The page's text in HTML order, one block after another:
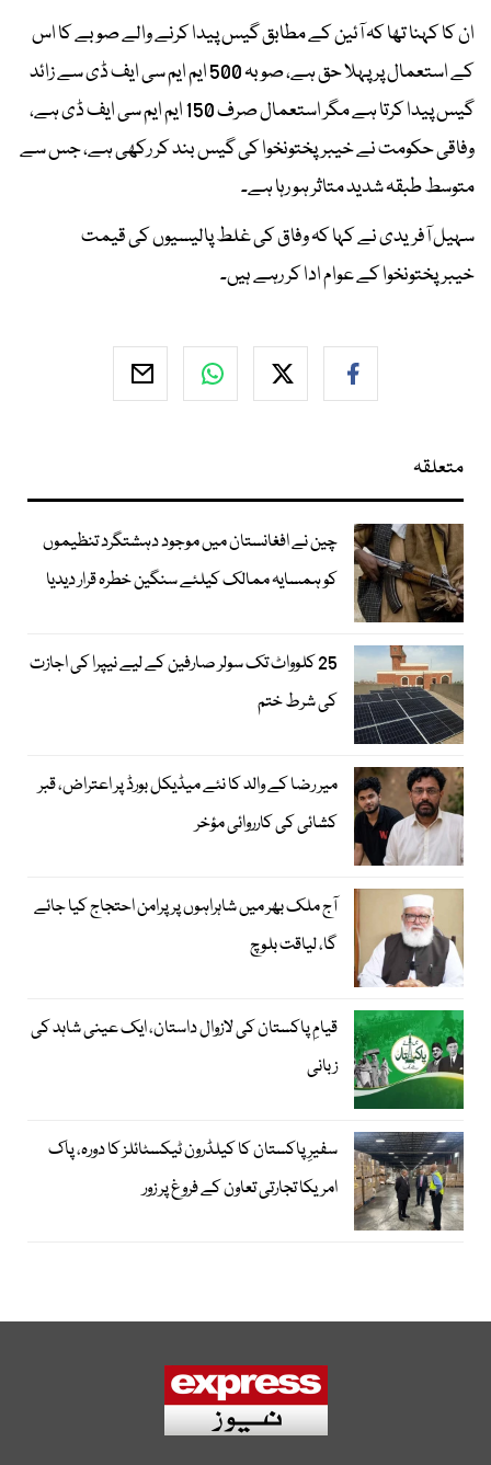
ان کا کہنا تھا کہ آئین کے مطابق گیس پیدا کرنے والے صوبے کا اس
کے استعمال پر پہلا حق ہے، صوبہ 500 ایم ایم سی ایف ڈی سے زائد
گیس پیدا کرتا ہے مگر استعمال صرف 150 ایم ایم سی ایف ڈی ہے،
وفاقی حکومت نے خیبرپختونخوا کی گیس بند کر رکھی ہے، جس سے
متوسط طبقہ شدید متاثر ہو رہا ہے۔
سہیل آفریدی نے کہا کہ وفاق کی غلط پالیسیوں کی قیمت
خیبرپختونخوا کے عوام ادا کر رہے ہیں۔
متعلقہ
چین نے افغانستان میں موجود دہشتگرد تنظیموں
کو ہمسایہ ممالک کیلئے سنگین خطرہ قرار دیدیا
25 کلوواٹ تک سولر صارفین کے لیے نیپرا کی اجازت
کی شرط ختم
میر رضا کے والد کا نئے میڈیکل بورڈ پر اعتراض، قبر
کشائی کی کارروائی مؤخر
آج ملک بھر میں شاہراہوں پر پرامن احتجاج کیا جائے
گا، لیاقت بلوچ
قیامِ پاکستان کی لازوال داستان، ایک عینی شاہد کی
زبانی
سفیرِ پاکستان کا کیلڈرون ٹیکسٹائلز کا دورہ، پاک
امریکا تجارتی تعاون کے فروغ پر زور